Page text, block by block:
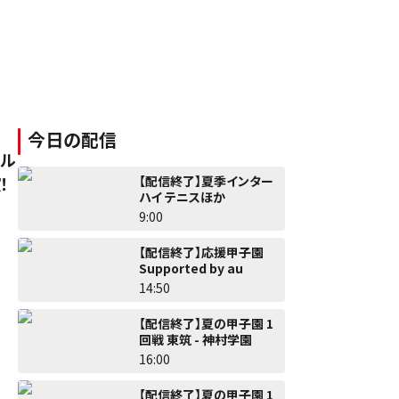
今日の配信
【配信終了】夏季インター
ハイ テニスほか
9:00
【配信終了】応援甲子園
Supported by au
14:50
【配信終了】夏の甲子園 1
回戦 東筑 - 神村学園
16:00
【配信終了】夏の甲子園 1